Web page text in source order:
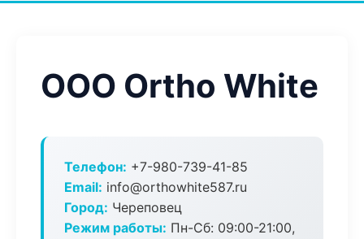
ООО Ortho White
Телефон: +7-980-739-41-85
Email: info@orthowhite587.ru
Город: Череповец
Режим работы: Пн-Сб: 09:00-21:00,